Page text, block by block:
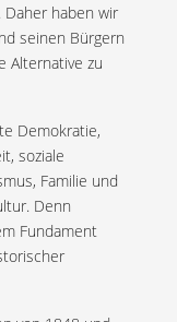
haben wir
seinen Bürgern
Alternative zu
Demokratie,
soziale
Familie und
Denn
Fundament